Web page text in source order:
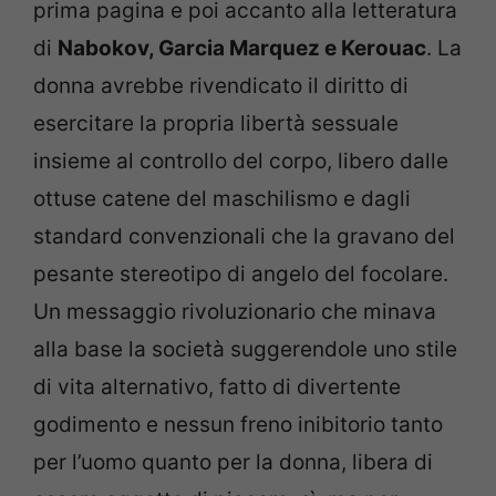
prima pagina e poi accanto alla letteratura
di Nabokov, Garcia Marquez e Kerouac. La
donna avrebbe rivendicato il diritto di
esercitare la propria libertà sessuale
insieme al controllo del corpo, libero dalle
ottuse catene del maschilismo e dagli
standard convenzionali che la gravano del
pesante stereotipo di angelo del focolare.
Un messaggio rivoluzionario che minava
alla base la società suggerendole uno stile
di vita alternativo, fatto di divertente
godimento e nessun freno inibitorio tanto
per l’uomo quanto per la donna, libera di